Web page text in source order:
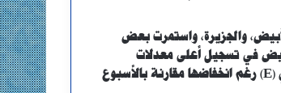
والجزيرة، واستمرت بعض
في تسجيل أعلى معدلات
الإصابة بالحصبة، بينما سجلت ولاية الجزيرة استمرار حالات التهاب الكبد الوبائي (E) رغم انخفاضها مقارنة بالأسبوع